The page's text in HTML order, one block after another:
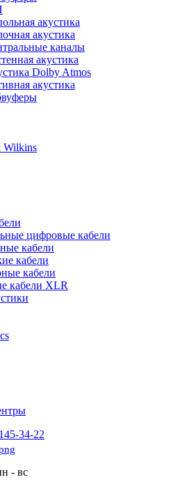
акустика
акустика
каналы
акустика
Dolby Atmos
акустика
Wilkins
цифровые кабели
кабели
кабели
кабели
кабели XLR
34-22
- вс